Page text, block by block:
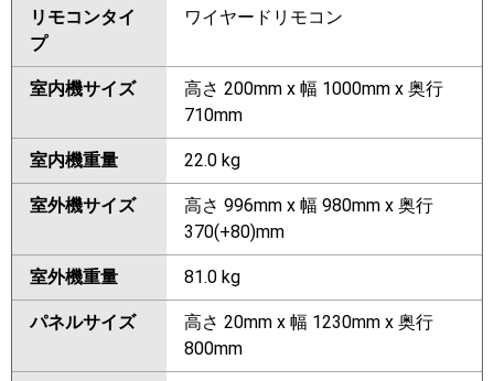
リモコンタイ
プ
ワイヤードリモコン
室内機サイズ
高さ 200mm x 幅 1000mm x 奥行
710mm
室内機重量 22.0 kg
室外機サイズ
高さ 996mm x 幅 980mm x 奥行
370(+80)mm
室外機重量 81.0 kg
パネルサイズ
高さ 20mm x 幅 1230mm x 奥行
800mm